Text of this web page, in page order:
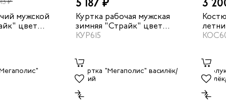
мужской
цвет
Куртка рабочая мужская
зимняя "Страйк" цвет
василек/темно-синий
КУР615